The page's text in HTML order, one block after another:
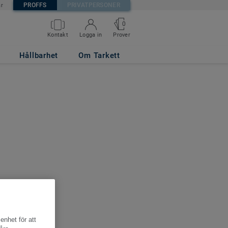
PROFFS PRIVATPERSONER
Kontakt Logga in
0
Prover
Hållbarhet Om Tarkett
för att